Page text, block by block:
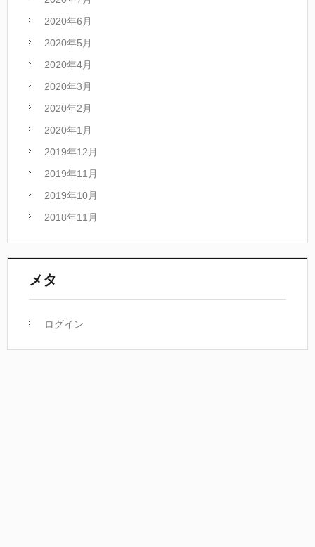
2020年6月
2020年5月
2020年4月
2020年3月
2020年2月
2020年1月
2019年12月
2019年11月
2019年10月
2018年11月
メタ
ログイン